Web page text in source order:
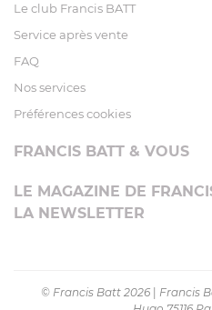
Le club Francis BATT
Service après vente
FAQ
Nos services
Préférences cookies
FRANCIS BATT & VOUS
LE MAGAZINE DE
LA NEWSLETTER
© Francis Batt 2026 Francis